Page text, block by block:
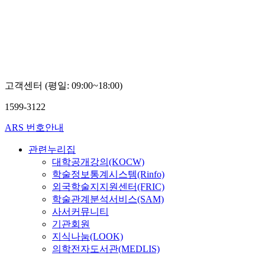
고객센터 (평일: 09:00~18:00)
1599-3122
ARS 번호안내
관련누리집
대학공개강의(KOCW)
학술정보통계시스템(Rinfo)
외국학술지지원센터(FRIC)
학술관계분석서비스(SAM)
사서커뮤니티
기관회원
지식나눔(LOOK)
의학전자도서관(MEDLIS)